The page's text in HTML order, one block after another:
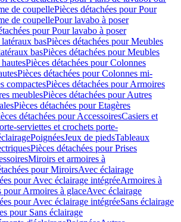
de coupellePièces détachées pour Pour
de coupellePour lavabo à poser
pour Pour lavabo à poser
basPièces détachées pour Meubles
basPièces détachées pour Meubles
Pièces détachées pour Colonnes
Pièces détachées pour Colonnes mi-
compactesPièces détachées pour Armoires
meublesPièces détachées pour Autres
Pièces détachées pour Etagères
détachées pour AccessoiresCasiers et
serviettes et crochets porte-
PoignéesJeux de piedsTableaux
Pièces détachées pour Prises
Miroirs et armoires à
pour MiroirsAvec éclairage
pour Avec éclairage intégréeArmoires à
pour Armoires à glaceAvec éclairage
pour Avec éclairage intégréeSans éclairage
pour Sans éclairage